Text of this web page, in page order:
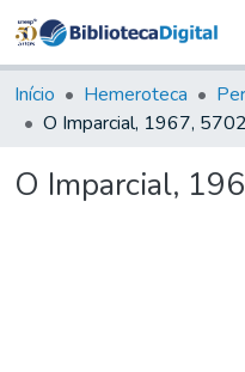
Início Hemeroteca
O Imparcial, 1967, 5702
O Imparcial,